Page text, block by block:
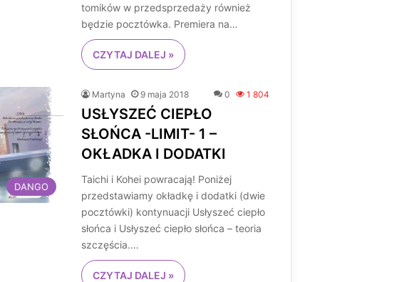
tomików w przedsprzedaży również
będzie pocztówka. Premiera na…
CZYTAJ DALEJ »
DANGO
Martyna 9 maja 2018 0 1 804
USŁYSZEĆ CIEPŁO
SŁOŃCA -LIMIT- 1 –
OKŁADKA I DODATKI
Taichi i Kohei powracają! Poniżej
przedstawiamy okładkę i dodatki (dwie
pocztówki) kontynuacji Usłyszeć ciepło
słońca i Usłyszeć ciepło słońca – teoria
szczęścia.…
CZYTAJ DALEJ »